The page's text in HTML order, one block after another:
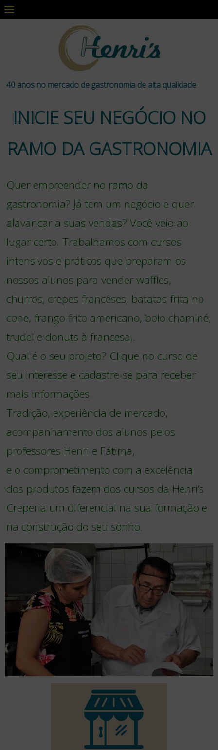
40 anos no mercado de gastronomia de alta qualidade
INICIE SEU NEGÓCIO NO
RAMO DA GASTRONOMIA
Quer empreender no ramo da
gastronomia? Já tem um negócio e quer
alavancar a suas vendas? Você veio ao
lugar certo. Trabalhamos com cursos
intensivos e práticos que preparam os
nossos alunos para vender waffles,
churros, crepes francêses, batatas frita no
cone, frango frito americano, bolo chaminé,
trudel e donuts à francesa..
Qual é o seu projeto? Clique no curso de
seu interesse e cadastre-se para receber
mais informações.
Tradição, experiência de mercado,
acompanhamento dos alunos pelos
professores Henri e Fátima,
e o comprometimento com a excelência
dos produtos fazem dos cursos da Henri’s
Creperia um diferencial na sua formação e
na construção do seu sonho.